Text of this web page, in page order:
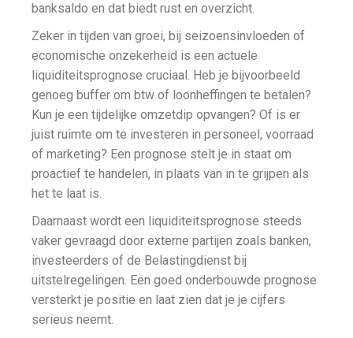
banksaldo en dat biedt rust en overzicht.
Zeker in tijden van groei, bij seizoensinvloeden of
economische onzekerheid is een actuele
liquiditeitsprognose cruciaal. Heb je bijvoorbeeld
genoeg buffer om btw of loonheffingen te betalen?
Kun je een tijdelijke omzetdip opvangen? Of is er
juist ruimte om te investeren in personeel, voorraad
of marketing? Een prognose stelt je in staat om
proactief te handelen, in plaats van in te grijpen als
het te laat is.
Daarnaast wordt een liquiditeitsprognose steeds
vaker gevraagd door externe partijen zoals banken,
investeerders of de Belastingdienst bij
uitstelregelingen. Een goed onderbouwde prognose
versterkt je positie en laat zien dat je je cijfers
serieus neemt.